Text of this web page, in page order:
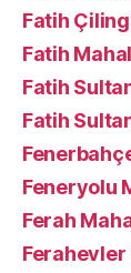
Fatih
Fatih
Fatih
Fatih
Feneryolu
Ferah